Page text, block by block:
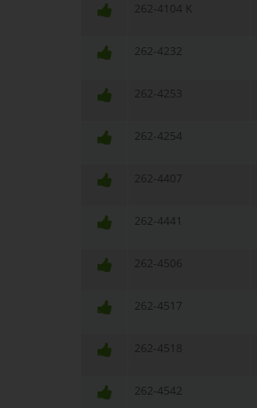
262-4104 K
262-4232
262-4253
262-4254
262-4407
262-4441
262-4506
262-4517
262-4518
262-4542